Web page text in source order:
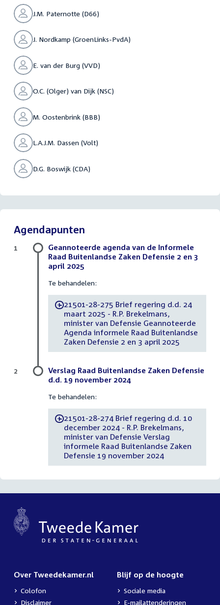
J.M. Paternotte (D66)
J. Nordkamp (GroenLinks-PvdA)
E. van der Burg (VVD)
O.C. (Olger) van Dijk (NSC)
M. Oostenbrink (BBB)
L.A.J.M. Dassen (Volt)
D.G. Boswijk (CDA)
Agendapunten
Geannoteerde agenda van de Informele
Raad Buitenlandse Zaken Defensie 2 en 3
april 2025
Te behandelen:
-21501-28-275 Brief regering d.d. 24
maart 2025 - R.P. Brekelmans,
minister van Defensie Geannoteerde
Agenda informele Raad Buitenlandse
Zaken Defensie 2 en 3 april 2025
1
Verslag Raad Buitenlandse Zaken Defensie
d.d. 19 november 2024
Te behandelen:
-21501-28-274 Brief regering d.d. 10
december 2024 - R.P. Brekelmans,
minister van Defensie Verslag
informele Raad Buitenlandse Zaken
Defensie 19 november 2024
2
Over Tweedekamer.nl
Colofon
Disclaimer
Blijf op de hoogte
Sociale media
E-mailattenderingen